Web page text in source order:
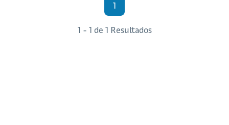
1
1 - 1 de 1 Resultados